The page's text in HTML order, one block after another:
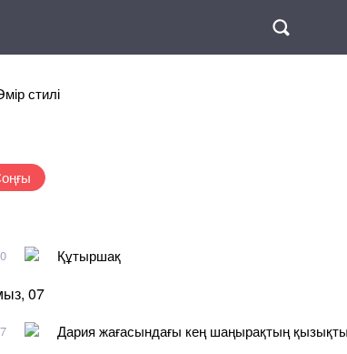
стилі
Құтыршақ
07
Дария жағасындағы кең шаңырақтың қызықты